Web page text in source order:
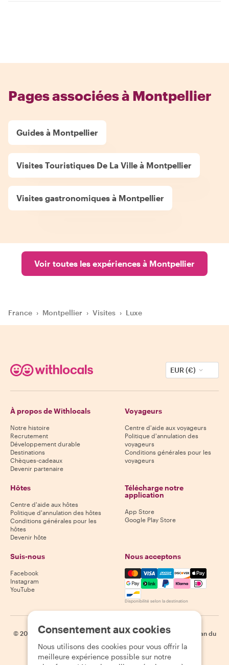
Pages associées à Montpellier
Guides à Montpellier
Visites Touristiques De La Ville à Montpellier
Visites gastronomiques à Montpellier
Voir toutes les expériences à Montpellier
France › Montpellier › Visites › Luxe
EUR (€)
À propos de Withlocals
Notre histoire
Recrutement
Développement durable
Destinations
Chèques-cadeaux
Devenir partenaire
Voyageurs
Centre d'aide aux voyageurs
Politique d'annulation des
voyageurs
Conditions générales pour les
voyageurs
Hôtes
Centre d'aide aux hôtes
Politique d'annulation des hôtes
Conditions générales pour les
hôtes
Devenir hôte
Télécharge notre
application
App Store
Google Play Store
Suis-nous
Facebook
Instagram
YouTube
Nous acceptons
Mastercard, Visa, Amex,
Disponibilité selon la destination
© 2026 Withlocals.com | Politique de confidentialité | Cookies
Plan du
site
Consentement aux cookies
Nous utilisons des cookies pour vous offrir la
meilleure expérience possible sur notre